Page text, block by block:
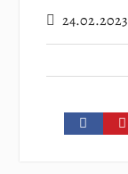
24.02.2023